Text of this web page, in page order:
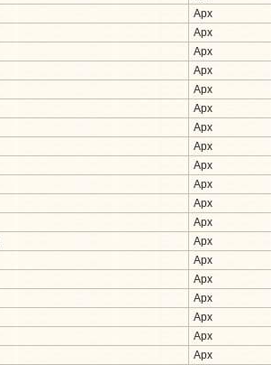
Арх
Арх
Арх
Арх
Арх
Арх
Арх
Арх
Арх
Арх
Арх
Арх
Арх
Арх
Арх
Арх
Арх
Арх
Арх